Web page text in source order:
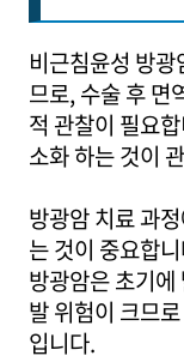
비근침윤성 방
므로, 수술 후 면
적 관찰이 필요
소화 하는 것이
방광암 치료 과
는 것이 중요합
방광암은 초기
발 위험이 크므
입니다.